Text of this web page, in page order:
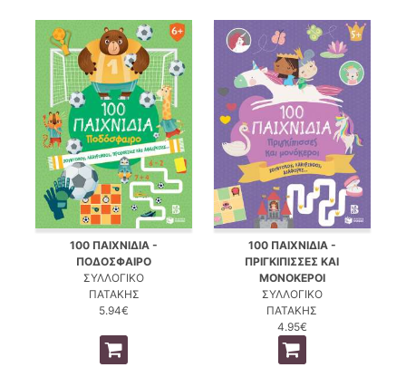
100 ΠΑΙΧΝΙΔΙΑ -
ΠΟΔΟΣΦΑΙΡΟ
ΣΥΛΛΟΓΙΚΟ
ΠΑΤΑΚΗΣ
5.94€
100 ΠΑΙΧΝΙΔΙΑ -
ΠΡΙΓΚΙΠΙΣΣΕΣ ΚΑΙ
ΜΟΝΟΚΕΡΟΙ
ΣΥΛΛΟΓΙΚΟ
ΠΑΤΑΚΗΣ
4.95€